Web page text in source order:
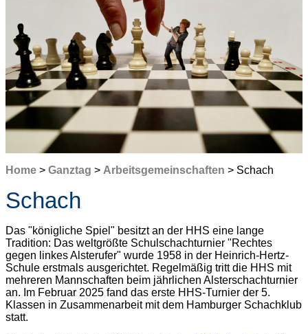
Home > Ganztag > Arbeitsgemeinschaften > Schach
Schach
Das "königliche Spiel" besitzt an der HHS eine lange
Tradition: Das weltgrößte Schulschachturnier "Rechtes
gegen linkes Alsterufer" wurde 1958 in der Heinrich-Hertz-
Schule erstmals ausgerichtet. Regelmäßig tritt die HHS mit
mehreren Mannschaften beim jährlichen Alsterschachturnier
an. Im Februar 2025 fand das erste HHS-Turnier der 5.
Klassen in Zusammenarbeit mit dem Hamburger Schachklub
statt.